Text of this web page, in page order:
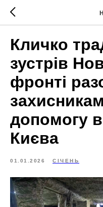
Кличко
зустрів
фронті
допомогу
Києва
01.01.2026 СІЧЕНЬ